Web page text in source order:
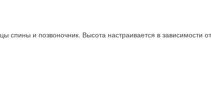
спины и позвоночник. Высота настраивается в